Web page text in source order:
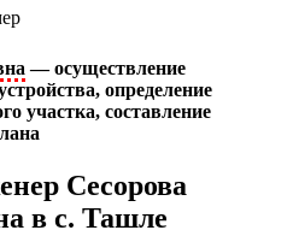
— осуществление
определение
участка, составление
Сесорова
в c. Ташле